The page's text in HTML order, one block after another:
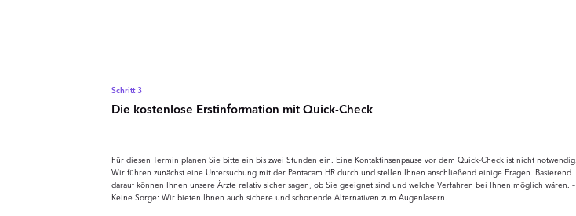
Schritt 3
Die kostenlose Erstinformation mit Quick-Check
Für diesen Termin planen Sie bitte ein bis zwei Stunden ein. Eine Kontaktinsenpause vor dem Quick-Check ist nicht notwendig.
Wir führen zunächst eine Untersuchung mit der Pentacam HR durch und stellen Ihnen anschließend einige Fragen. Basierend
darauf können Ihnen unsere Ärzte relativ sicher sagen, ob Sie geeignet sind und welche Verfahren bei Ihnen möglich wären. –
Keine Sorge: Wir bieten Ihnen auch sichere und schonende Alternativen zum Augenlasern.